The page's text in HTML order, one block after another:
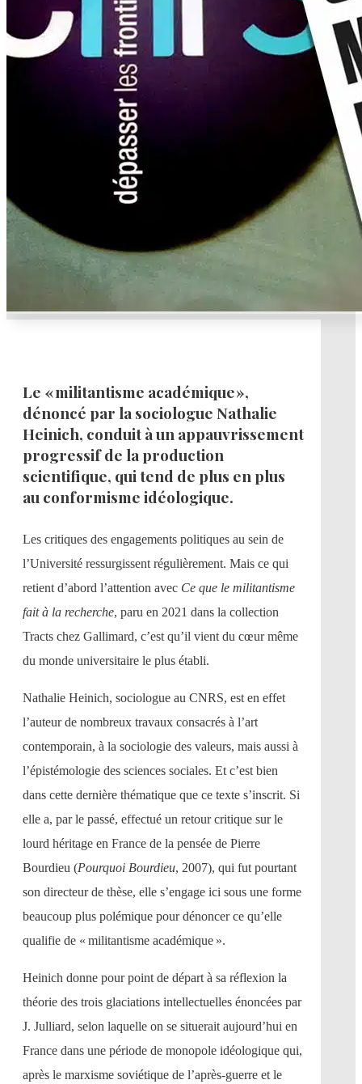
Le « militantisme académique »,
dénoncé par la sociologue Nathalie
Heinich, conduit à un appauvrissement
progressif de la production
scientifique, qui tend de plus en plus
au conformisme idéologique.
Les critiques des engagements politiques au sein de
l’Université ressurgissent régulièrement. Mais ce qui
retient d’abord l’attention avec Ce que le militantisme
fait à la recherche, paru en 2021 dans la collection
Tracts chez Gallimard, c’est qu’il vient du cœur même
du monde universitaire le plus établi.
Nathalie Heinich, sociologue au CNRS, est en effet
l’auteur de nombreux travaux consacrés à l’art
contemporain, à la sociologie des valeurs, mais aussi à
l’épistémologie des sciences sociales. Et c’est bien
dans cette dernière thématique que ce texte s’inscrit. Si
elle a, par le passé, effectué un retour critique sur le
lourd héritage en France de la pensée de Pierre
Bourdieu (Pourquoi Bourdieu, 2007), qui fut pourtant
son directeur de thèse, elle s’engage ici sous une forme
beaucoup plus polémique pour dénoncer ce qu’elle
qualifie de « militantisme académique ».
Heinich donne pour point de départ à sa réflexion la
théorie des trois glaciations intellectuelles énoncées par
J. Julliard, selon laquelle on se situerait aujourd’hui en
France dans une période de monopole idéologique qui,
après le marxisme soviétique de l’après-guerre et le